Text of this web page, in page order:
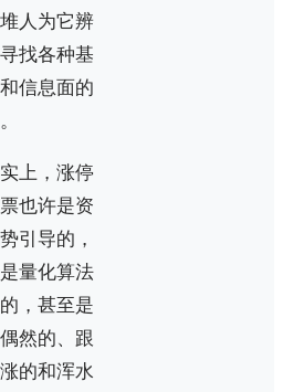
人为它辨
找各种基
信息面的
上，涨停
也许是资
引导的，
量化算法
，甚至是
然的、跟
的和浑水